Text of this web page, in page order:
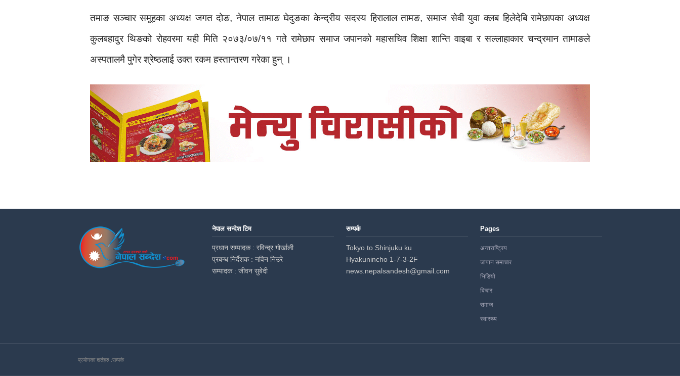
तमाङ सञ्चार समूहका अध्यक्ष जगत दोङ, नेपाल तामाङ घेदुङका केन्द्रीय सदस्य हिरालाल तामङ, समाज सेवी युवा क्लब हिलेदेबि रामेछापका अध्यक्ष
कुलबहादुर थिङको रोहवरमा यही मिति २०७३/०७/११ गते रामेछाप समाज जपानको महासचिव शिक्षा शान्ति वाइबा र सल्लाहाकार चन्द्रमान तामाङले
अस्पतालमै पुगेर श्रेष्ठलाई उक्त रकम हस्तान्तरण गरेका हुन् ।
नेपाल सन्देश टिम
प्रधान सम्पादक : रविन्द्र गोर्खाली
प्रबन्ध निर्देशक : नविन निउरे
सम्पादक : जीवन सुबेदी
सम्पर्क
Tokyo to Shinjuku ku
Hyakunincho 1-7-3-2F
news.nepalsandesh@gmail.com
Pages
अन्तराष्ट्रिय
जापान समाचार
भिडियो
विचार
समाज
स्वास्थ्य
प्रयोगका शर्तहरु :सम्पर्क